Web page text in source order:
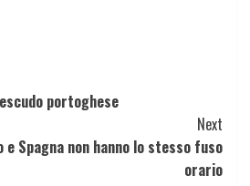
portoghese
Next
Spagna non hanno lo stesso fuso
orario